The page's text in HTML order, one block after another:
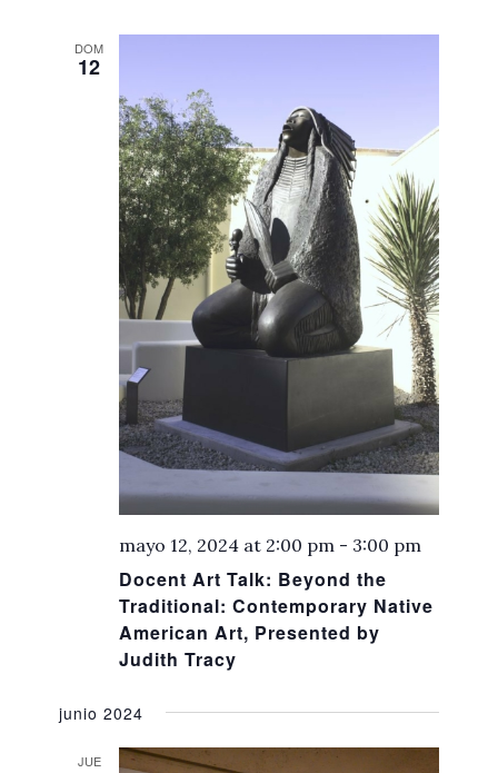
DOM
12
Docent Art Talk: Beyond the
Traditional: Contemporary Native
American Art, Presented by
Judith Tracy
mayo 12, 2024 at 2:00 pm - 3:00 pm
junio 2024
JUE